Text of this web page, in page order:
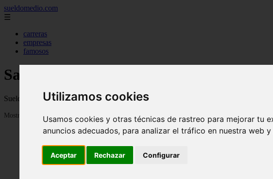
Utilizamos cookies
Usamos cookies y otras técnicas de rastreo para mejorar tu
anuncios adecuados, para analizar el tráfico en nuestra web
Aceptar Rechazar Configurar
sueldomedio.com
☰
carreras
empresas
famosos
Salarios y Sueldos medios 2023
Sueldos medios por paises, provincias y profesiones en 2023
Mostrando 1 - 24 de 276 artículos